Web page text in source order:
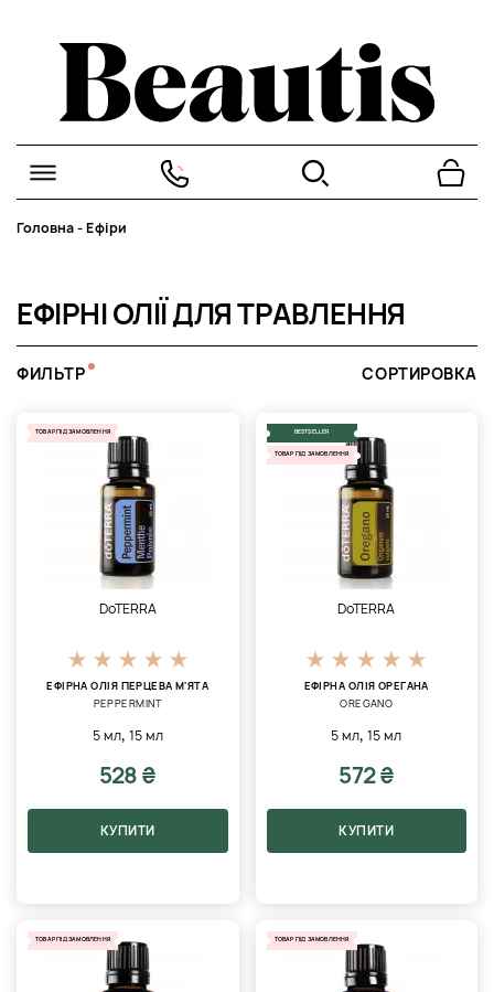
Головна-Ефіри
ЕФІРНІ ОЛІЇ ДЛЯ ТРАВЛЕННЯ
ФИЛЬТР СОРТИРОВКА
ТОВАР ПІД ЗАМОВЛЕННЯ
DoTERRA
ЕФІРНА ОЛІЯ ПЕРЦЕВА М'ЯТА
PEPPERMINT
5 мл, 15 мл
528 ₴
КУПИТИ
BESTSELLER
ТОВАР ПІД ЗАМОВЛЕННЯ
DoTERRA
ЕФІРНА ОЛІЯ ОРЕГАНА
OREGANO
5 мл,15 мл
572 ₴
КУПИТИ
ТОВАР ПІД ЗАМОВЛЕННЯ ТОВАР ПІД ЗАМОВЛЕННЯ